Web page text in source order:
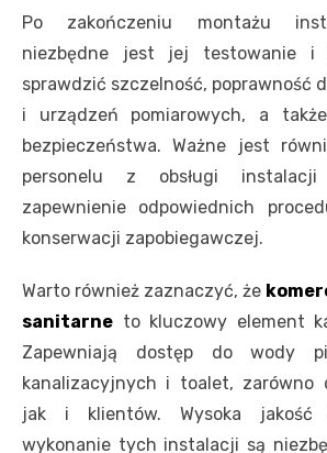
Po zakończeniu montażu
niezbędne jest jej testowanie i
sprawdzić szczelność, poprawność
i urządzeń pomiarowych, a
bezpieczeństwa. Ważne jest
personelu z obsługi
zapewnienie odpowiednich
konserwacji zapobiegawczej.
Warto również zaznaczyć, że
sanitarne to kluczowy element
Zapewniają dostęp do wody
kanalizacyjnych i toalet, zarówno
jak i klientów. Wysoka jakość
wykonanie tych instalacji są